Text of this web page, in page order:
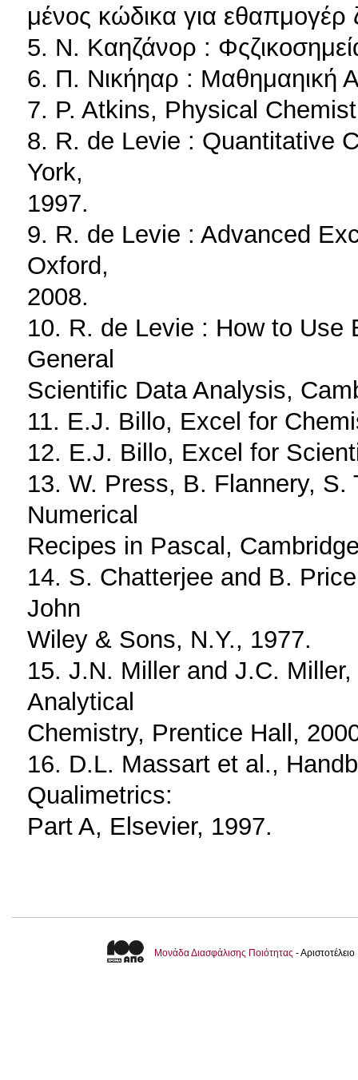
μένος κώδικα για
5. N. Καηζάνορ :
6. Π. Νικήηαρ : Μαθημαηική
7. P. Atkins, Physical
8. R. de Levie : Quantitative
York,
1997.
9. R. de Levie : Advanced
Oxford,
2008.
10. R. de Levie : How to Use
General
Scientific Data Analysis,
11. E.J. Billo, Excel for
12. E.J. Billo, Excel for
13. W. Press, B. Flannery,
Numerical
Recipes in Pascal,
14. S. Chatterjee and B.
John
Wiley & Sons, N.Y., 1977.
15. J.N. Miller and J.C.
Analytical
Chemistry, Prentice Hall,
16. D.L. Massart et al.,
Qualimetrics:
Part A, Elsevier, 1997.
Μονάδα Διασφάλισης Ποιότητας -